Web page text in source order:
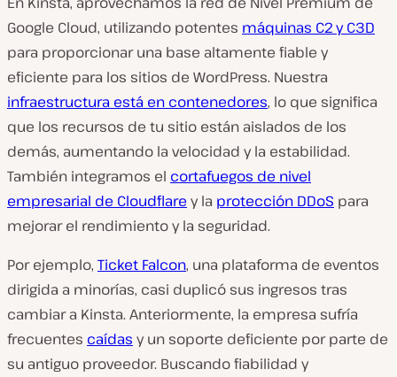
Google Cloud, utilizando potentes máquinas C2 y C3D
para proporcionar una base altamente fiable y
eficiente para los sitios de WordPress. Nuestra
infraestructura está en contenedores, lo que significa
que los recursos de tu sitio están aislados de los
demás, aumentando la velocidad y la estabilidad.
También integramos el cortafuegos de nivel
empresarial de Cloudflare y la protección DDoS para
mejorar el rendimiento y la seguridad.
Por ejemplo, Ticket Falcon, una plataforma de eventos
dirigida a minorías, casi duplicó sus ingresos tras
cambiar a Kinsta. Anteriormente, la empresa sufría
frecuentes caídas y un soporte deficiente por parte de
su antiguo proveedor. Buscando fiabilidad y